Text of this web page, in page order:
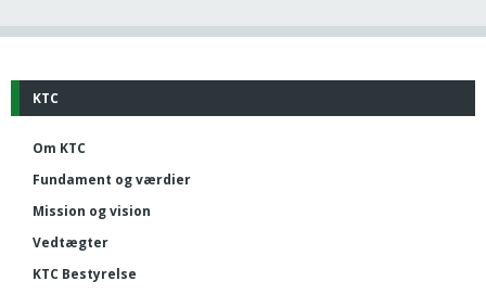
KTC
Om KTC
Fundament og værdier
Mission og vision
Vedtægter
KTC Bestyrelse